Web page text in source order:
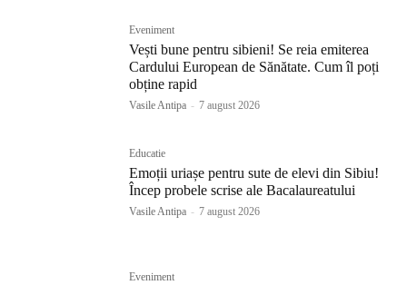
Eveniment
Vești bune pentru sibieni! Se reia emiterea
Cardului European de Sănătate. Cum îl poți
obține rapid
Vasile Antipa - 7 august 2026
Educatie
Emoții uriașe pentru sute de elevi din Sibiu!
Încep probele scrise ale Bacalaureatului
Vasile Antipa - 7 august 2026
Eveniment